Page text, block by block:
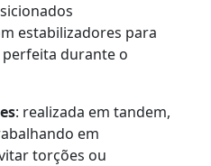
estabilizadores para
durante o
: realizada em tandem,
em
torções ou